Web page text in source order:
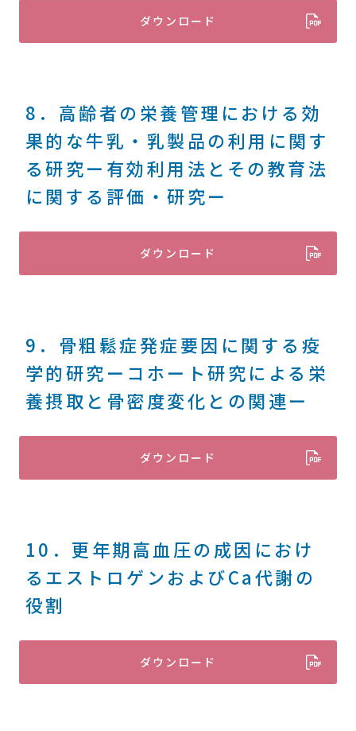
ダウンロード
8．高齢者の栄養管理における効
果的な牛乳・乳製品の利用に関す
る研究ー有効利用法とその教育法
に関する評価・研究ー
ダウンロード
9．骨粗鬆症発症要因に関する疫
学的研究ーコホート研究による栄
養摂取と骨密度変化との関連ー
ダウンロード
10．更年期高血圧の成因におけ
るエストロゲンおよびCa代謝の
役割
ダウンロード